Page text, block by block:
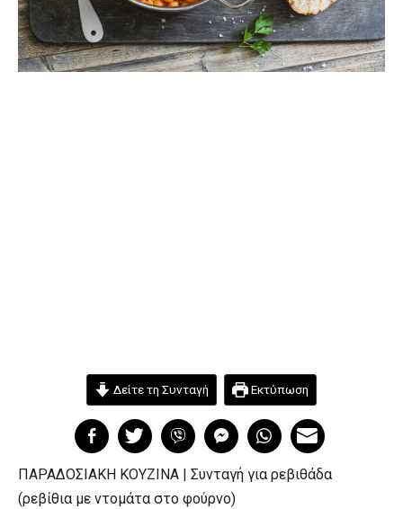
Δείτε τη Συνταγή Εκτύπωση
ΠΑΡΑΔΟΣΙΑΚΗ ΚΟΥΖΙΝΑ | Συνταγή για ρεβιθάδα
(ρεβίθια με ντομάτα στο φούρνο)